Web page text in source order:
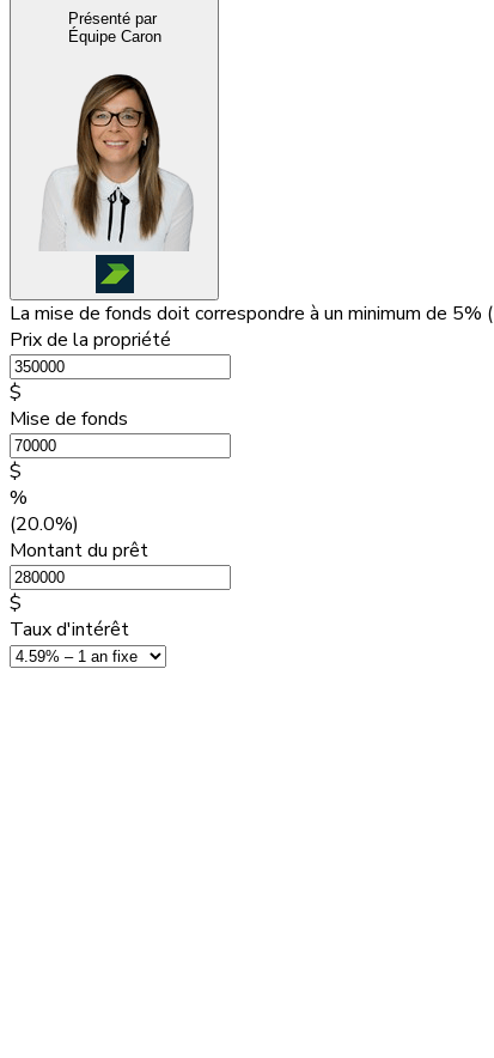
Présenté par
Équipe Caron
La mise de fonds doit correspondre à un minimum de 5% (
Prix de la propriété
$
Mise de fonds
$
%
(20.0%)
Montant du prêt
$
Taux d'intérêt